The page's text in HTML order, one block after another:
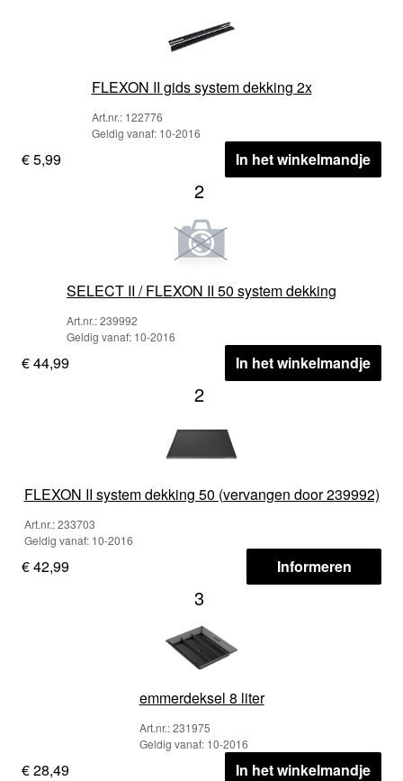
FLEXON II gids system dekking 2x
Art.nr.: 122776
Geldig vanaf: 10-2016
€ 5,99 In het winkelmandje
2
SELECT II / FLEXON II 50 system dekking
Art.nr.: 239992
Geldig vanaf: 10-2016
€ 44,99 In het winkelmandje
2
FLEXON II system dekking 50 (vervangen door 239992)
Art.nr.: 233703
Geldig vanaf: 10-2016
€ 42,99 Informeren
3
emmerdeksel 8 liter
Art.nr.: 231975
Geldig vanaf: 10-2016
€ 28,49 In het winkelmandje